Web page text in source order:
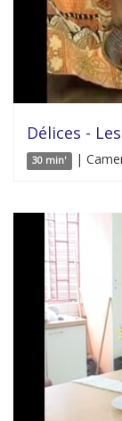
Délices -
30 min' |